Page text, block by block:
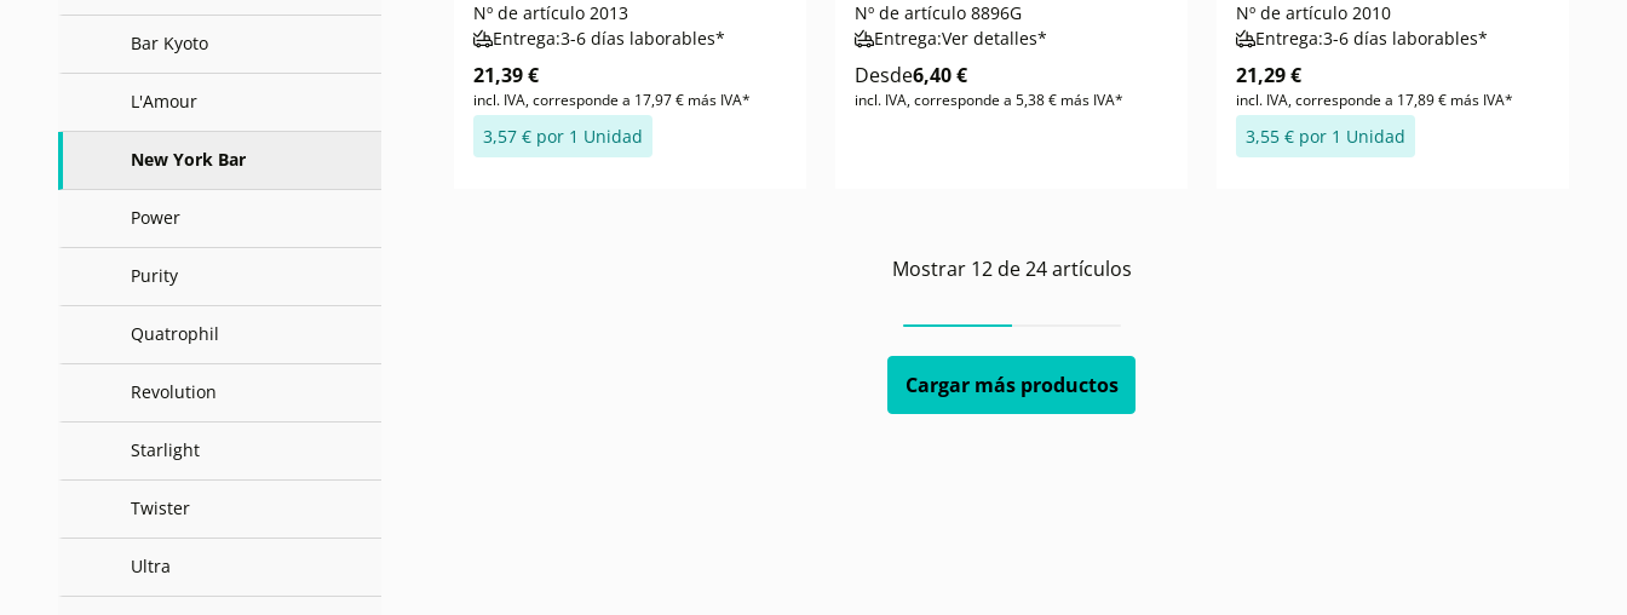
Bar Kyoto
L'Amour
New York Bar
Power
Purity
Quatrophil
Revolution
Starlight
Twister
Ultra
Nº de artículo 2013
Entrega:3-6 días laborables*
21,39 €
incl. IVA, corresponde a 17,97 € más IVA*
3,57 € por 1 Unidad
Nº de artículo8896G
Entrega:Ver detalles*
Desde6,40 €
incl. IVA, corresponde a 5,38 € más IVA*
Nº de artículo2010
Entrega:3-6 días laborables*
21,29 €
incl. IVA, corresponde a 17,89 € más IVA*
3,55 € por 1 Unidad
Mostrar 12de24artículos
Cargar más productos